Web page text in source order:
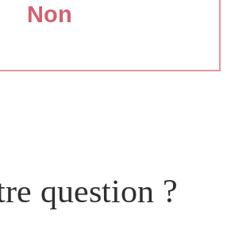
Non
question ?